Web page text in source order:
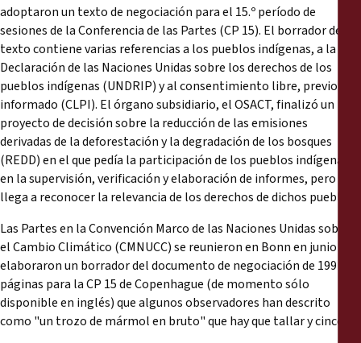
Annual Reports
adoptaron un texto de negociación para el 15.º período de
sesiones de la Conferencia de las Partes (CP 15). El borrador del
texto contiene varias referencias a los pueblos indígenas, a la
Declaración de las Naciones Unidas sobre los derechos de los
pueblos indígenas (UNDRIP) y al consentimiento libre, previo e
informado (CLPI). El órgano subsidiario, el OSACT, finalizó un
proyecto de decisión sobre la reducción de las emisiones
derivadas de la deforestación y la degradación de los bosques
(REDD) en el que pedía la participación de los pueblos indígenas
en la supervisión, verificación y elaboración de informes, pero no
llega a reconocer la relevancia de los derechos de dichos pueblos.
Las Partes en la Convención Marco de las Naciones Unidas sobre
el Cambio Climático (CMNUCC) se reunieron en Bonn en junio y
elaboraron un borrador del documento de negociación de 199
páginas para la CP 15 de Copenhague (de momento sólo
disponible en inglés) que algunos observadores han descrito
como "un trozo de mármol en bruto" que hay que tallar y cincelar.